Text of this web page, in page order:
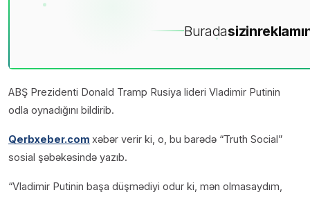
Buradasizin
ABŞ Prezidenti Donald Tramp Rusiya lideri Vladimir Putinin
odla oynadığını bildirib.
Qerbxeber.com xəbər verir ki, o, bu barədə “Truth Social”
sosial şəbəkəsində yazıb.
“Vladimir Putinin başa düşmədiyi odur ki, mən olmasaydım,